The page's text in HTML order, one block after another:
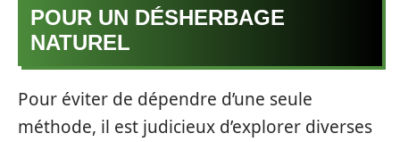
POUR UN DÉSHERBAGE
NATUREL
Pour éviter de dépendre d’une seule
méthode, il est judicieux d’explorer diverses